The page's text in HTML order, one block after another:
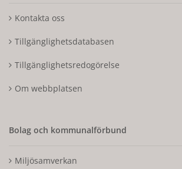
Kontakta oss
Tillgänglighetsdatabasen
Tillgänglighetsredogörelse
Om webbplatsen
Bolag och kommunalförbund
Miljösamverkan